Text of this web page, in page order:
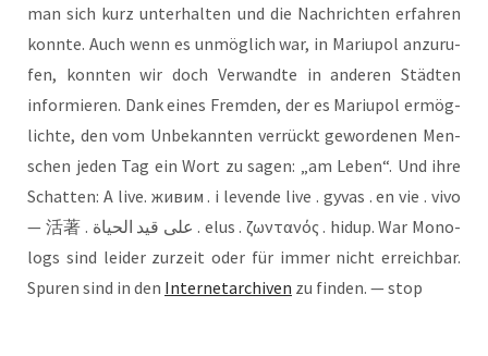
man sich kurz unter­hal­ten und die Nach­rich­ten erfah­ren
konn­te. Auch wenn es unmög­lich war, in Mariu­pol anzu­ru­
fen, konn­ten wir doch Ver­wand­te in ande­ren Städ­ten
infor­mie­ren. Dank eines Frem­den, der es Mariu­pol ermög­
lich­te, den vom Unbe­kann­ten ver­rückt gewor­de­nen Men­
schen jeden Tag ein Wort zu sagen: „am Leben“. Und ihre
Schat­ten: A live. живим . i leven­de live . gyvas . en vie . vivo
— 活著 . على قيد الحياة . elus . ζωντανός . hidup. War Mono­
logs sind lei­der zur­zeit oder für immer nicht erreich­bar.
Spu­ren sind in den Inter­net­ar­chi­ven zu fin­den. — stop